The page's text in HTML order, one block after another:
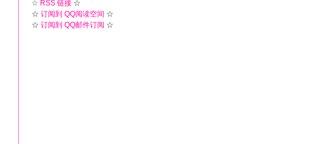
☆ RSS 链接 ☆
☆ 订阅到 QQ阅读空间 ☆
☆ 订阅到 QQ邮件订阅 ☆